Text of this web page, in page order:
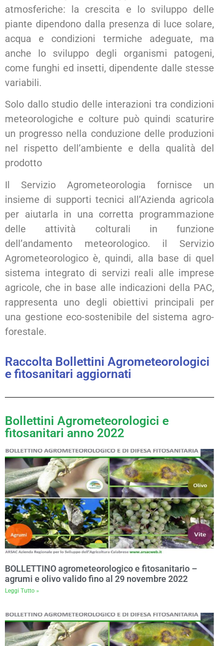
atmosferiche: la crescita e lo sviluppo delle
piante dipendono dalla presenza di luce solare,
acqua e condizioni termiche adeguate, ma
anche lo sviluppo degli organismi patogeni,
come funghi ed insetti, dipendente dalle stesse
variabili.
Solo dallo studio delle interazioni tra condizioni
meteorologiche e colture può quindi scaturire
un progresso nella conduzione delle produzioni
nel rispetto dell’ambiente e della qualità del
prodotto
Il Servizio Agrometeorologia fornisce un
insieme di supporti tecnici all’Azienda agricola
per aiutarla in una corretta programmazione
delle attività colturali in funzione
dell’andamento meteorologico. il Servizio
Agrometeorologico è, quindi, alla base di quel
sistema integrato di servizi reali alle imprese
agricole, che in base alle indicazioni della PAC,
rappresenta uno degli obiettivi principali per
una gestione eco-sostenibile del sistema agro-
forestale.
Raccolta Bollettini Agrometeorologici
e fitosanitari aggiornati
Bollettini Agrometeorologici e
fitosanitari anno 2022
BOLLETTINO agrometeorologico e fitosanitario –
agrumi e olivo valido fino al 29 novembre 2022
Leggi Tutto »